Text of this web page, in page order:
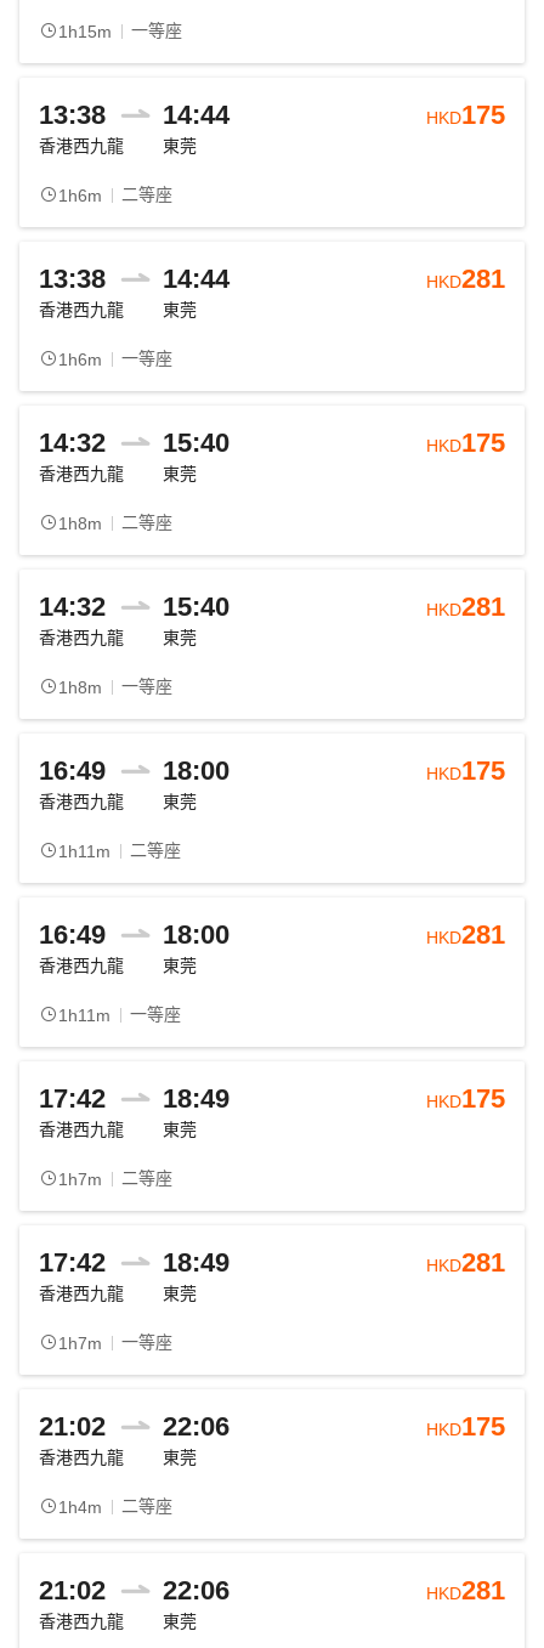
1h15m 一等座
13:38 14:44
香港西九龍 東莞
1h6m 二等座
HKD175
13:38 14:44
香港西九龍 東莞
1h6m 一等座
HKD281
14:32 15:40
香港西九龍 東莞
1h8m 二等座
HKD175
14:32 15:40
香港西九龍 東莞
1h8m 一等座
HKD281
16:49 18:00
香港西九龍 東莞
1h11m 二等座
HKD175
16:49 18:00
香港西九龍 東莞
1h11m 一等座
HKD281
17:42 18:49
香港西九龍 東莞
1h7m 二等座
HKD175
17:42 18:49
香港西九龍 東莞
1h7m 一等座
HKD281
21:02 22:06
香港西九龍 東莞
1h4m 二等座
HKD175
21:02 22:06
香港西九龍 東莞
HKD281